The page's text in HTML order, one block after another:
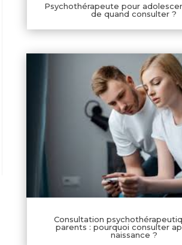
Psychothérapeute pour
de quand consulter ?
Consultation
parents : pourquoi consulter
naissance ?